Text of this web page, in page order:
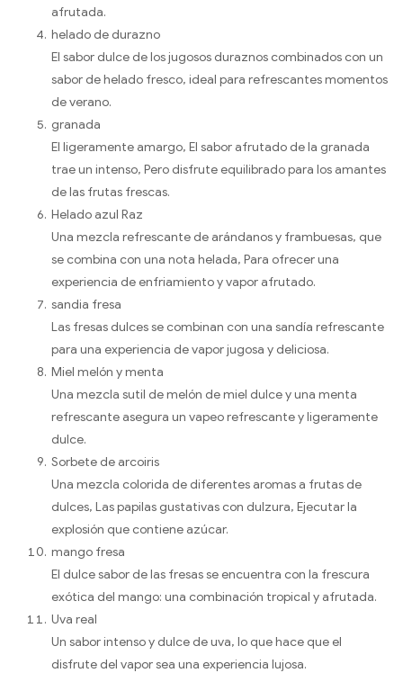
afrutada.
helado de durazno
El sabor dulce de los jugosos duraznos combinados con un
sabor de helado fresco, ideal para refrescantes momentos
de verano.
granada
El ligeramente amargo, El sabor afrutado de la granada
trae un intenso, Pero disfrute equilibrado para los amantes
de las frutas frescas.
Helado azul Raz
Una mezcla refrescante de arándanos y frambuesas, que
se combina con una nota helada, Para ofrecer una
experiencia de enfriamiento y vapor afrutado.
sandia fresa
Las fresas dulces se combinan con una sandía refrescante
para una experiencia de vapor jugosa y deliciosa.
Miel melón y menta
Una mezcla sutil de melón de miel dulce y una menta
refrescante asegura un vapeo refrescante y ligeramente
dulce.
Sorbete de arcoiris
Una mezcla colorida de diferentes aromas a frutas de
dulces, Las papilas gustativas con dulzura, Ejecutar la
explosión que contiene azúcar.
mango fresa
El dulce sabor de las fresas se encuentra con la frescura
exótica del mango: una combinación tropical y afrutada.
Uva real
Un sabor intenso y dulce de uva, lo que hace que el
disfrute del vapor sea una experiencia lujosa.